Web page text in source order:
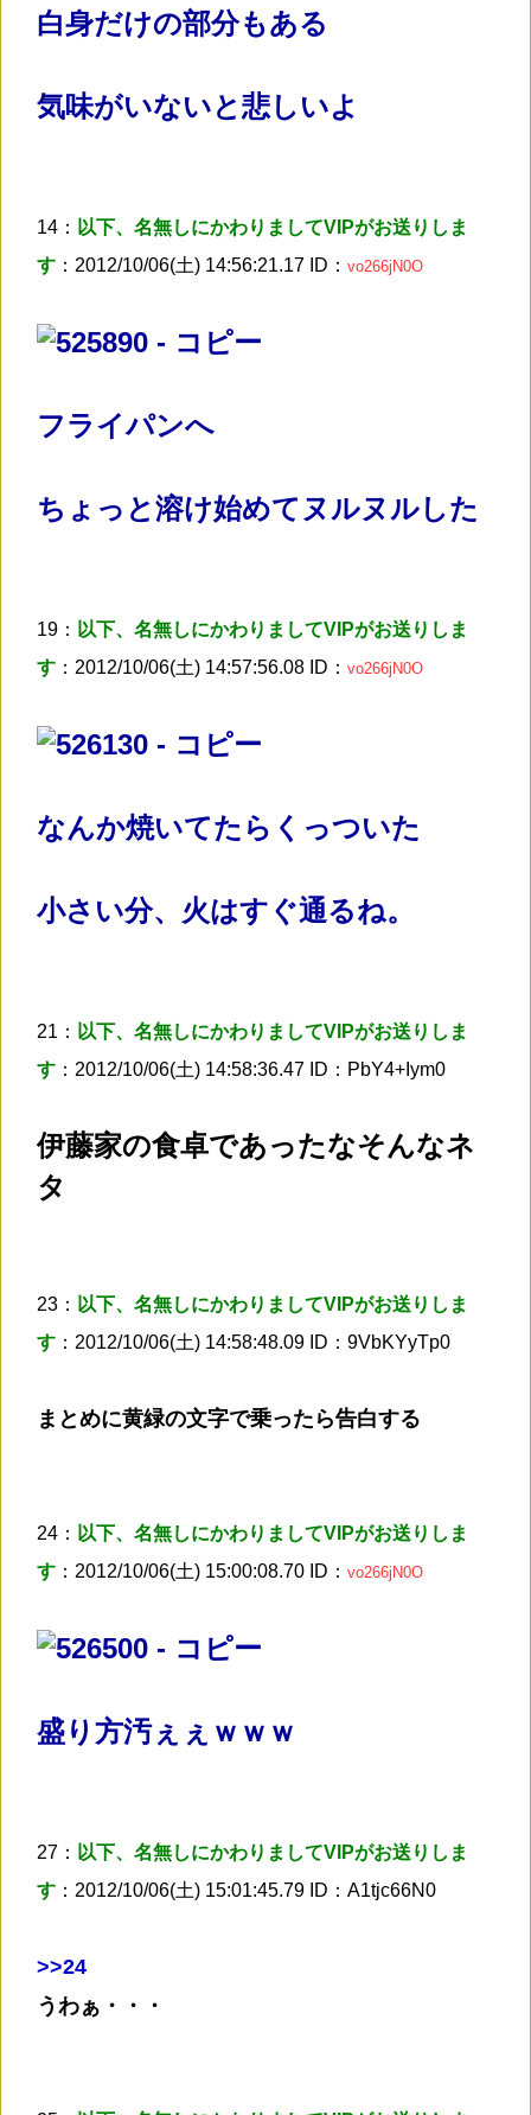
白身だけの部分もある
気味がいないと悲しいよ
14： 以下、名無しにかわりましてVIPがお送りしま
す ：2012/10/06(土) 14:56:21.17 ID： vo266jN0O
フライパンへ
ちょっと溶け始めてヌルヌルした
19： 以下、名無しにかわりましてVIPがお送りしま
す ：2012/10/06(土) 14:57:56.08 ID： vo266jN0O
なんか焼いてたらくっついた
小さい分、火はすぐ通るね。
21： 以下、名無しにかわりましてVIPがお送りしま
す ：2012/10/06(土) 14:58:36.47 ID：PbY4+Iym0
伊藤家の食卓であったなそんなネ
タ
23： 以下、名無しにかわりましてVIPがお送りしま
す ：2012/10/06(土) 14:58:48.09 ID：9VbKYyTp0
まとめに黄緑の文字で乗ったら告白する
24： 以下、名無しにかわりましてVIPがお送りしま
す ：2012/10/06(土) 15:00:08.70 ID： vo266jN0O
盛り方汚ぇぇｗｗｗ
27： 以下、名無しにかわりましてVIPがお送りしま
す ：2012/10/06(土) 15:01:45.79 ID：A1tjc66N0
>>24
うわぁ・・・